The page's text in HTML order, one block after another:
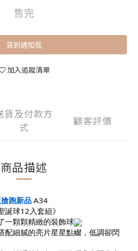
售完
貨到通知我
加入追蹤清單
貨及付款方
式
顧客評價
商品描述
跑新品 A34
誕球12入套組》
一顆顆精緻的裝飾球
配細膩的亮片星星點綴，低調卻閃